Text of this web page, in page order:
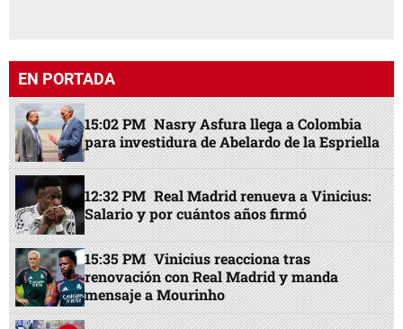
EN PORTADA
15:02 PM Nasry Asfura llega a Colombia
para investidura de Abelardo de la Espriella
12:32 PM Real Madrid renueva a Vinicius:
Salario y por cuántos años firmó
15:35 PM Vinicius reacciona tras
renovación con Real Madrid y manda
mensaje a Mourinho